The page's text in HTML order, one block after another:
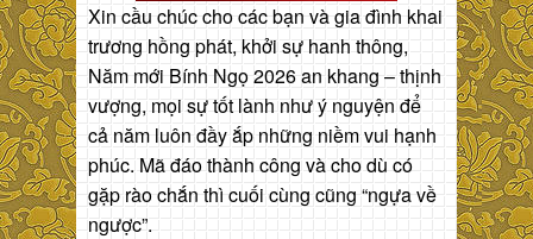
Xin cầu chúc cho các bạn và gia đình khai
trương hồng phát, khởi sự hanh thông,
Năm mới Bính Ngọ 2026 an khang – thịnh
vượng, mọi sự tốt lành như ý nguyện để
cả năm luôn đầy ắp những niềm vui hạnh
phúc. Mã đáo thành công và cho dù có
gặp rào chắn thì cuối cùng cũng “ngựa về
ngược”.